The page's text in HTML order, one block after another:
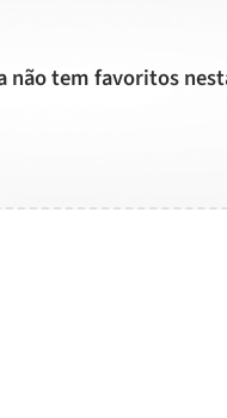
não tem favoritos